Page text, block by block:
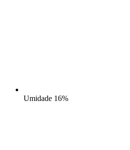
Umidade 16%